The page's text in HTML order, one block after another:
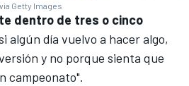
Getty Images
dentro de tres o cinco
algún día vuelvo a hacer algo,
y no porque sienta que
campeonato".